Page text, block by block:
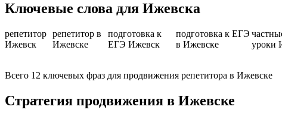
Ключевые слова для Ижевска
репетитор
Ижевск
репетитор в
Ижевске
подготовка к
ЕГЭ Ижевск
подготовка к ЕГЭ
в Ижевске
уроки
Всего 12 ключевых фраз для продвижения репетитора в Ижевске
Стратегия продвижения в Ижевске